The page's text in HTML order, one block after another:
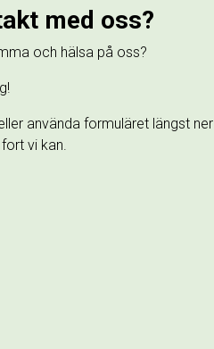
med oss?
och hälsa på oss?
använda formuläret längst ner
vi kan.